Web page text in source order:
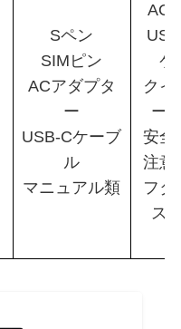
Sペン
SIMピン
ACアダプタ
ー
USB-Cケーブ
ル
マニュアル類
AC
ケ
クイ
ー
安全
注意
フタ
ス